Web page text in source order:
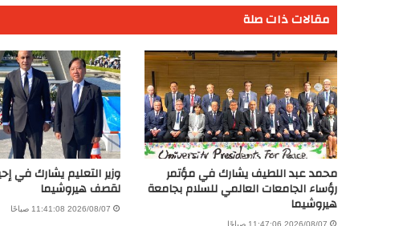
مقالات ذات صلة
محمد عبد اللطيف يشارك في مؤتمر
رؤساء الجامعات العالمي للسلام بجامعة
هيروشيما
لقصف هيروشيما
2026/08/07 11:41:08 صباحًا